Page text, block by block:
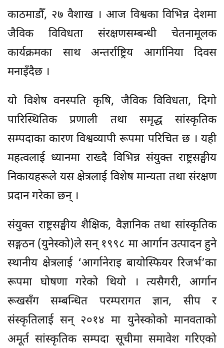
काठमाडौँ, २७ वैशाख । आज विश्वका विभिन्न देशमा
जैविक विविधता संरक्षणसम्बन्धी चेतनामूलक
कार्यक्रमका साथ अन्तर्राष्ट्रिय आर्गानिया दिवस
मनाइँदैछ ।
यो विशेष वनस्पति कृषि, जैविक विविधता, दिगो
पारिस्थितिक प्रणाली तथा समृद्ध सांस्कृतिक
सम्पदाका कारण विश्वव्यापी रूपमा परिचित छ । यही
महत्वलाई ध्यानमा राख्दै विभिन्न संयुक्त राष्ट्रसङ्घीय
निकायहरूले यस क्षेत्रलाई विशेष मान्यता तथा संरक्षण
प्रदान गरेका छन् ।
संयुक्त राष्ट्रसङ्घीय शैक्षिक, वैज्ञानिक तथा सांस्कृतिक
सङ्गठन (युनेस्को)ले सन् १९९८ मा आर्गान उत्पादन हुने
स्थानीय क्षेत्रलाई ‘आर्गानेराइ बायोस्फियर रिजर्भ’का
रूपमा घोषणा गरेको थियो । त्यसैगरी, आर्गान
रूखसँग सम्बन्धित परम्परागत ज्ञान, सीप र
संस्कृतिलाई सन् २०१४ मा युनेस्कोको मानवताको
अमूर्त सांस्कृतिक सम्पदा सूचीमा समावेश गरिएको